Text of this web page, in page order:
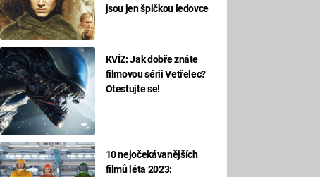
jsou jen špičkou ledovce
KVÍZ: Jak dobře znáte
filmovou sérii Vetřelec?
Otestujte se!
10 nejočekávanějších
filmů léta 2023: